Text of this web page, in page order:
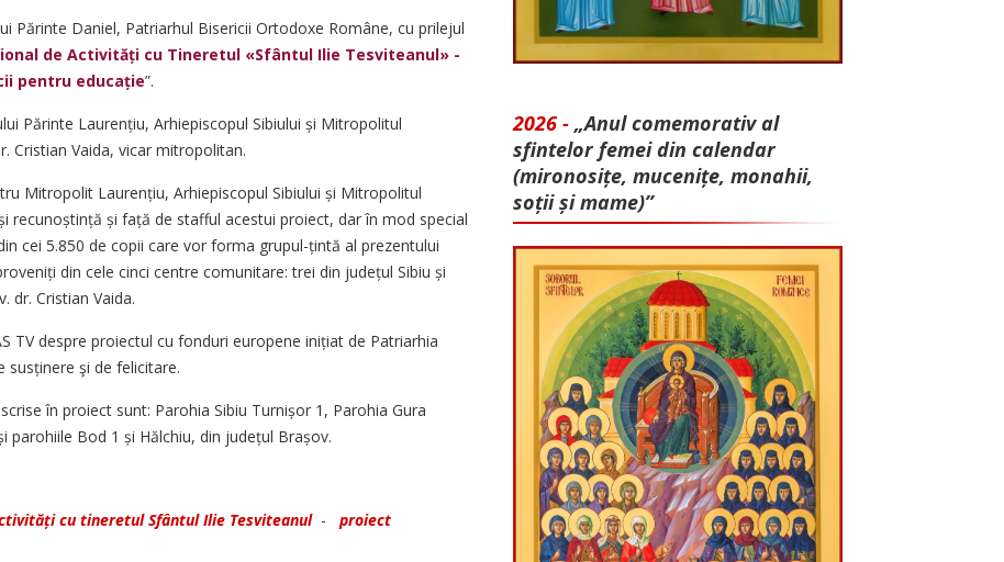
Părinte Daniel, Patriarhul Bisericii Ortodoxe Române, cu prilejul
de Activități cu Tineretul «Sfântul Ilie Tesviteanul» -
pentru educație”.
Părinte Laurențiu, Arhiepiscopul Sibiului și Mitropolitul
Cristian Vaida, vicar mitropolitan.
Mitropolit Lauren­țiu, Arhiepiscopul Sibiului și Mitropolitul
recunoștință și față de stafful acestui proiect, dar în mod special
cei 5.850 de copii care vor forma grupul-țintă al prezentului
din cele cinci centre comunitare: trei din județul Sibiu și
dr. Cristian Vaida.
TV despre proiectul cu fonduri europene inițiat de Patriarhia
susținere şi de felicitare.
în proiect sunt: Parohia Sibiu Turnișor 1, Parohia Gura
parohiile Bod 1 și Hălchiu, din județul Brașov.
cu tineretul Sfântul Ilie Tesviteanul- proiect
2026 - „Anul comemorativ al
sfintelor femei din calendar
(mironosițe, mu­cenițe, monahii,
soții și mame)”